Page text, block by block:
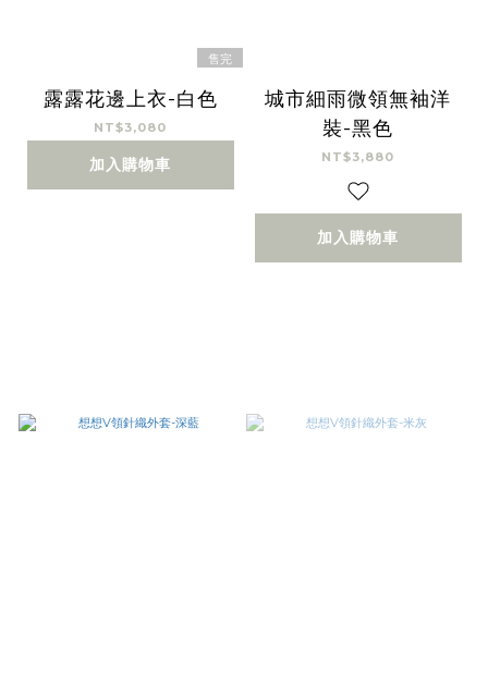
售完
露露花邊上衣-白色
NT$3,080
加入購物車
城市細雨微領無袖洋
裝-黑色
NT$3,880
加入購物車